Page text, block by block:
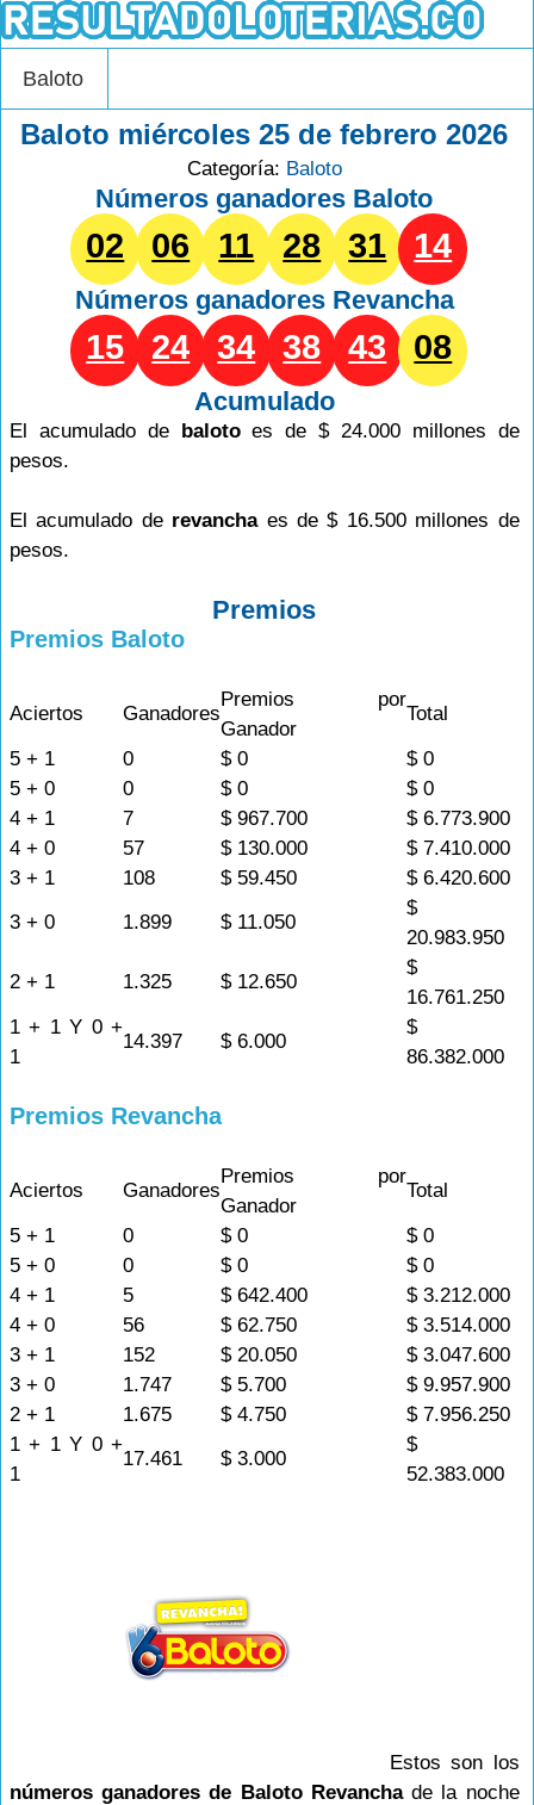
Baloto
Baloto miércoles 25 de febrero 2026
Categoría: Baloto
Números ganadores Baloto
02 06 11 28 31 14
Números ganadores Revancha
15 24 34 38 43 08
Acumulado
El acumulado de balotoes de $ 24.000 millones de
pesos.
El acumulado de revanchaes de $ 16.500 millones de
pesos.
Premios
Premios Baloto
Aciertos Ganadores
Premios por
Ganador
Total
5 + 1
0 $ 0
$ 0
5 + 0
0 $ 0
$ 0
4 + 1
7 $ 967.700
$ 6.773.900
4 + 0
57 $ 130.000
$ 7.410.000
3 + 1
108 $ 59.450
$ 6.420.600
3 + 0
1.899 $ 11.050
$
20.983.950
2 + 1
1.325 $ 12.650
$
16.761.250
1 + 1 Y 0 +
1
14.397 $ 6.000
$
86.382.000
Premios Revancha
Aciertos Ganadores
Premios por
Ganador
Total
5 + 1
0 $ 0
$ 0
5 + 0
0 $ 0
$ 0
4 + 1
5 $ 642.400
$ 3.212.000
4 + 0
56 $ 62.750
$ 3.514.000
3 + 1
152 $ 20.050
$ 3.047.600
3 + 0
1.747 $ 5.700
$ 9.957.900
2 + 1
1.675 $ 4.750
$ 7.956.250
1 + 1 Y 0 +
1
17.461 $ 3.000
$
52.383.000
Estos son los
números ganadores de Baloto Revanchade la noche